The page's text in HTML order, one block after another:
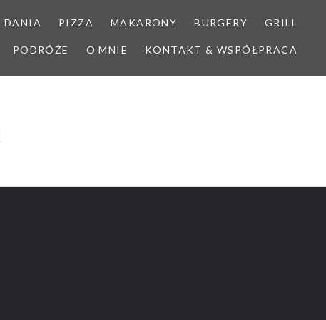
DANIA PIZZA MAKARONY BURGERY GRILL
PODRÓŻE O MNIE KONTAKT & WSPÓŁPRACA